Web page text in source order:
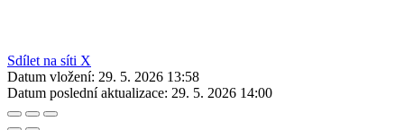
Sdílet na síti X
Datum vložení: 29. 5. 2026 13:58
Datum poslední aktualizace: 29. 5. 2026 14:00